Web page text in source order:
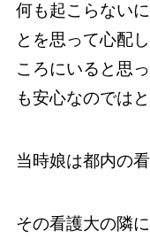
何も起こらない
とを思って心配
ころにいると思
も安心なのでは
当時娘は都内の
その看護大の隣